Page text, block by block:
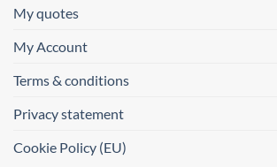
My quotes
My Account
Terms & conditions
Privacy statement
Cookie Policy (EU)